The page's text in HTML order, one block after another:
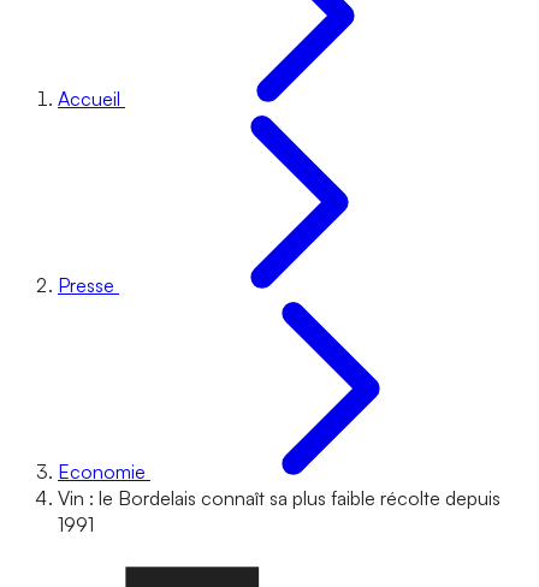
Accueil
Presse
Economie
Vin : le Bordelais connaît sa plus faible récolte depuis
1991